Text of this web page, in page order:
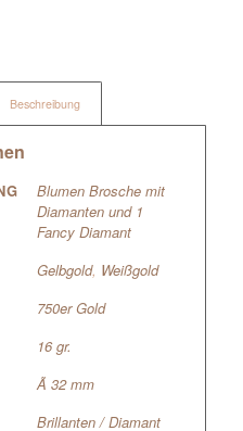
Beschreibung
Blumen Brosche mit
Diamanten und 1
Fancy Diamant
Gelbgold, Weißgold
750er Gold
16 gr.
Ã 32 mm
Brillanten / Diamant